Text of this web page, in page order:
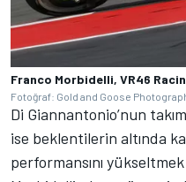
Franco Morbidelli, VR46
Fotoğraf: Gold and Goose
Di Giannantonio’nun
ise beklentilerin altında
performansını